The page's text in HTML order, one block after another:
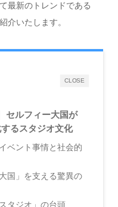
最新のトレンドである
介いたします。
CLOSE
セルフィー大国が
るスタジオ文化
ベント事情と社会的
国」を支える驚異の
タジオ」の台頭